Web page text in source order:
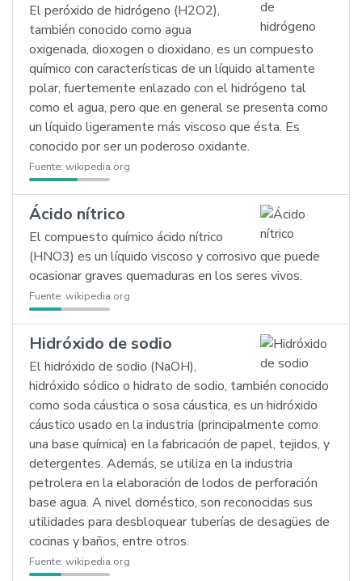
El peróxido de hidrógeno (H2O2),
también conocido como agua
oxigenada, dioxogen o dioxidano, es un compuesto
químico con características de un líquido altamente
polar, fuer­temente enlazado con el hidrógeno tal
como el agua, pero que en general se presenta como
un líquido ligeramente más viscoso que ésta. Es
conocido por ser un poderoso oxidante.
Fuente: wikipedia.org
Ácido nítrico
El compuesto químico ácido nítrico
(HNO3) es un líquido viscoso y corrosivo que puede
ocasionar graves quemaduras en los seres vivos.
Fuente: wikipedia.org
Hidróxido de sodio
El hidróxido de sodio (NaOH),
hidróxido sódico o hidrato de sodio, también conocido
como soda cáustica o sosa cáustica, es un hidróxido
cáustico usado en la industria (principalmente como
una base química) en la fabricación de papel, tejidos, y
detergentes. Además, se utiliza en la industria
petrolera en la elaboración de lodos de perforación
base agua. A nivel doméstico, son reconocidas sus
utilidades para desbloquear tuberías de desagües de
cocinas y baños, entre otros.
Fuente: wikipedia.org